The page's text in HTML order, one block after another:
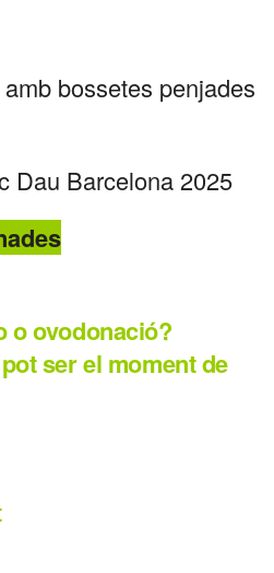
bossetes penjades
Dau Barcelona 2025
o ovodonació?
ser el moment de